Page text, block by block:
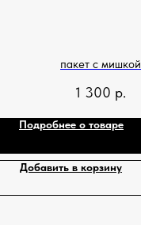
пакет с мишкой
1 300 р.
Подробнее о товаре
Добавить в корзину